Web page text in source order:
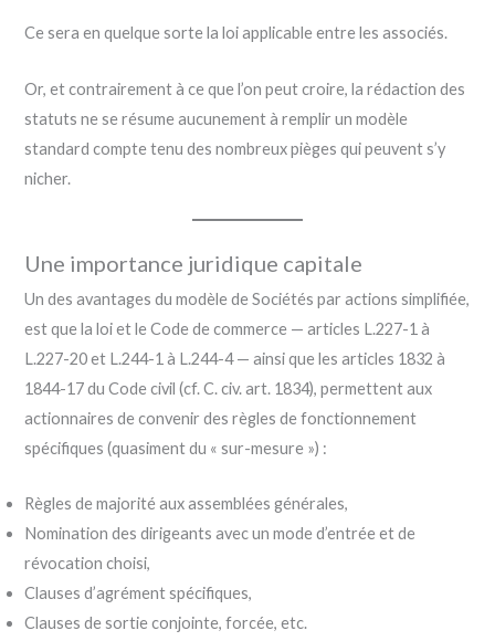
Ce sera en quelque sorte la loi applicable entre les associés.
Or, et contrairement à ce que l’on peut croire, la rédaction des
statuts ne se résume aucunement à remplir un modèle
standard compte tenu des nombreux pièges qui peuvent s’y
nicher.
Une importance juridique capitale
Un des avantages du modèle de Sociétés par actions simplifiée,
est que la loi et le Code de commerce — articles L.227-1 à
L.227-20 et L.244-1 à L.244-4 — ainsi que les articles 1832 à
1844-17 du Code civil (cf. C. civ. art. 1834), permettent aux
actionnaires de convenir des règles de fonctionnement
spécifiques (quasiment du « sur-mesure ») :
Règles de majorité aux assemblées générales,
Nomination des dirigeants avec un mode d’entrée et de
révocation choisi,
Clauses d’agrément spécifiques,
Clauses de sortie conjointe, forcée, etc.